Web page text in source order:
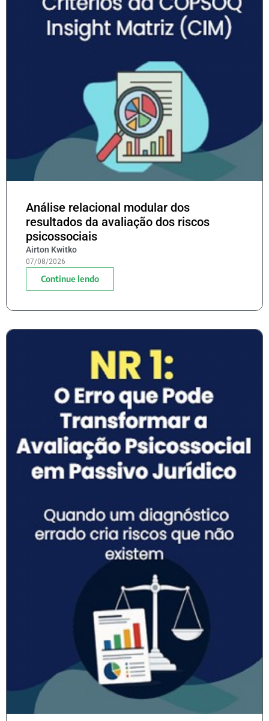
Análise relacional modular dos
resultados da avaliação dos riscos
psicossociais
Airton Kwitko
07/08/2026
Continue lendo